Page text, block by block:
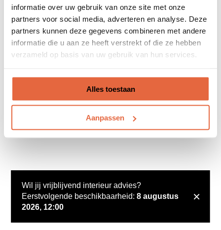
informatie over uw gebruik van onze site met onze
partners voor social media, adverteren en analyse. Deze
partners kunnen deze gegevens combineren met andere
informatie die u aan ze heeft verstrekt of die ze hebben
verzameld op basis van uw gebruik van hun services.
Alles toestaan
Aanpassen
Wil jij vrijblijvend interieur advies?
Eerstvolgende beschikbaarheid:8 augustus
2026, 12:00
×